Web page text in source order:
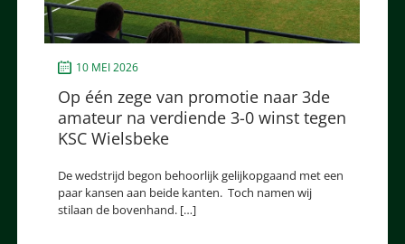
10 MEI 2026
Op één zege van promotie naar 3de
amateur na verdiende 3-0 winst tegen
KSC Wielsbeke
De wedstrijd begon behoorlijk gelijkopgaand met een
paar kansen aan beide kanten. Toch namen wij
stilaan de bovenhand. […]